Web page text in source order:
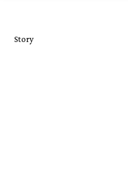
Story